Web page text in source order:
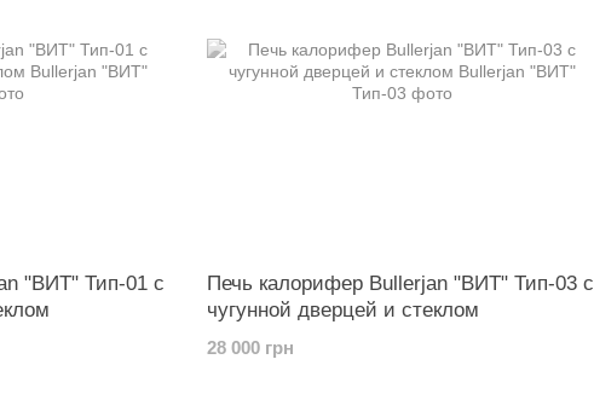
"ВИТ" Тип-01 с
Печь калорифер Bullerjan "ВИТ" Тип-03 с
чугунной дверцей и стеклом
28 000 грн